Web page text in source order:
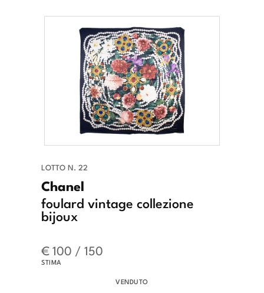
LOTTO N. 22
Chanel
foulard vintage collezione
bijoux
€ 100 / 150
STIMA
VENDUTO